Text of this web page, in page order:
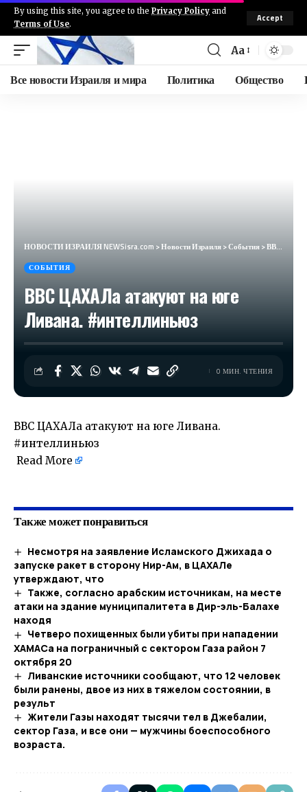
By using this site, you agree to the Privacy Policy and
Terms of Use.
Accept
Aa
Все новости Израиля и мира Политика Общество
НОВОСТИ ИЗРАИЛЯ NEWSisra.com >Новости Израиля>События>ВВС ЦАХАЛа атакуют на юге Ливана. #интеллиньюз
СОБЫТИЯ
ВВС ЦАХАЛа атакуют на юге
Ливана. #интеллиньюз
0 МИН. ЧТЕНИЯ
ВВС ЦАХАЛа атакуют на юге Ливана.
#интеллиньюз
Read More
Также может понравиться
Несмотря на заявление Исламского Джихада о
запуске ракет в сторону Нир-Ам, в ЦАХАЛе
утверждают, что
Также, согласно арабским источникам, на месте
атаки на здание муниципалитета в Дир-эль-Балахе
находя
Четверо похищенных были убиты при нападении
ХАМАСа на пограничный с сектором Газа район 7
октября 20
Ливанские источники сообщают, что 12 человек
были ранены, двое из них в тяжелом состоянии, в
результ
Жители Газы находят тысячи тел в Джебалии,
сектор Газа, и все они — мужчины боеспособного
возраста.